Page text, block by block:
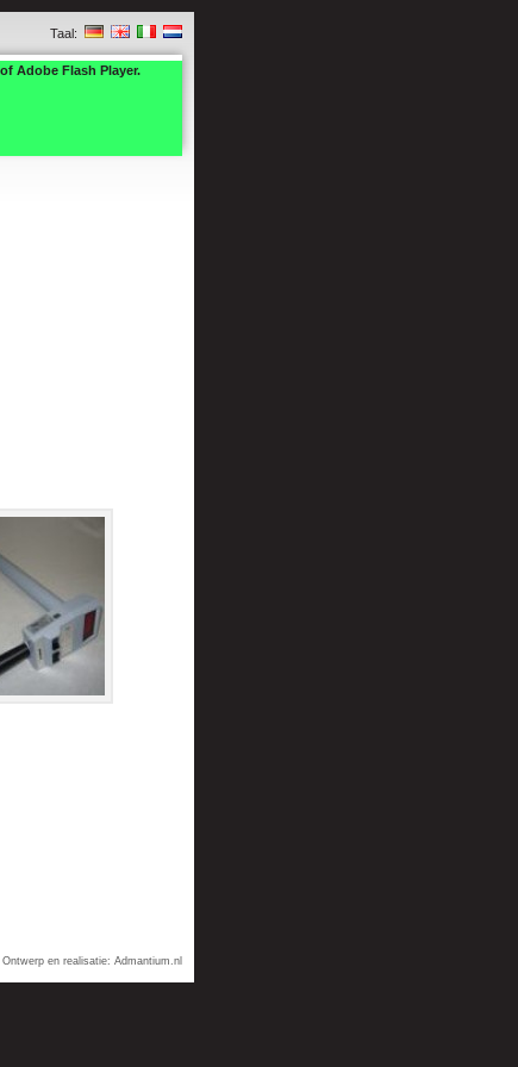
Taal:
Adobe Flash Player.
Ontwerp en realisatie: Admantium.nl